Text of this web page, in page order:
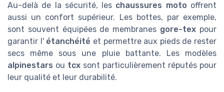
Au-delà de la sécurité, les chaussures moto offrent
aussi un confort supérieur. Les bottes, par exemple,
sont souvent équipées de membranes gore-tex pour
garantir l' étanchéité et permettre aux pieds de rester
secs même sous une pluie battante. Les modèles
alpinestars ou tcx sont particulièrement réputés pour
leur qualité et leur durabilité.